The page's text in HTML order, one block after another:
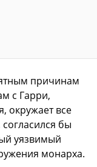
причинам
с Гарри,
окружает все
бы
уязвимый
монарха.